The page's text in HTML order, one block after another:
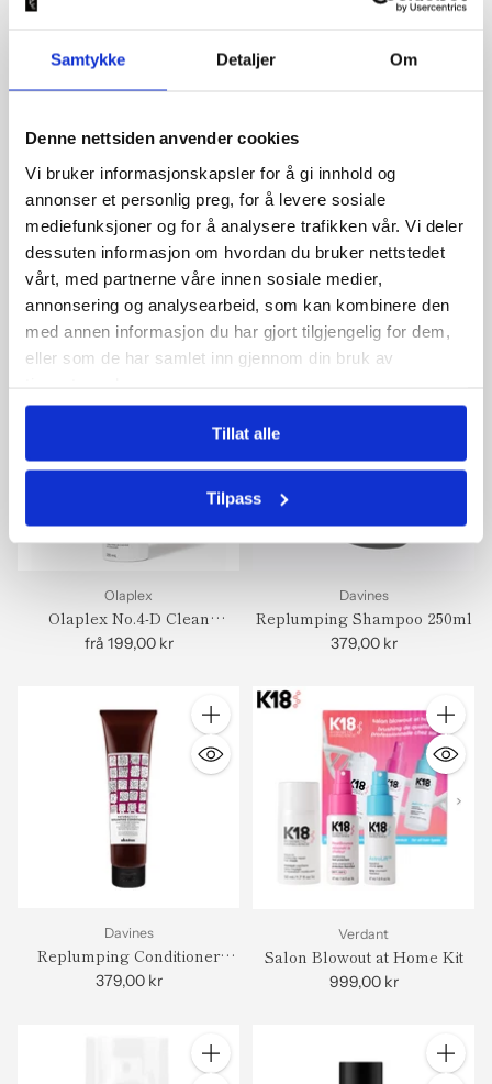
Samtykke Detaljer Om
Denne nettsiden anvender cookies
Vi bruker informasjonskapsler for å gi innhold og
annonser et personlig preg, for å levere sosiale
mediefunksjoner og for å analysere trafikken vår. Vi deler
dessuten informasjon om hvordan du bruker nettstedet
vårt, med partnerne våre innen sosiale medier,
annonsering og analysearbeid, som kan kombinere den
med annen informasjon du har gjort tilgjengelig for dem,
eller som de har samlet inn gjennom din bruk av
Tillat alle
Tilpass
Cutrin
Vieno Sensitive Dry Shampoo
295,00 kr
Hårologi
Featherlight Volume Spray
349,00 kr
Olaplex
Olaplex No.4-D Clean
Volume Dry Shampoo
frå 199,00 kr
Davines
Replumping Shampoo 250ml
379,00 kr
Antall
Davines
Replumping Conditioner
150ml
379,00 kr
Antall
Verdant
Salon Blowout at Home Kit
999,00 kr
Antall Antall